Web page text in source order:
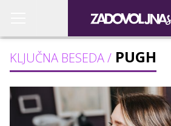
KLJUČNA BESEDA / PUGH